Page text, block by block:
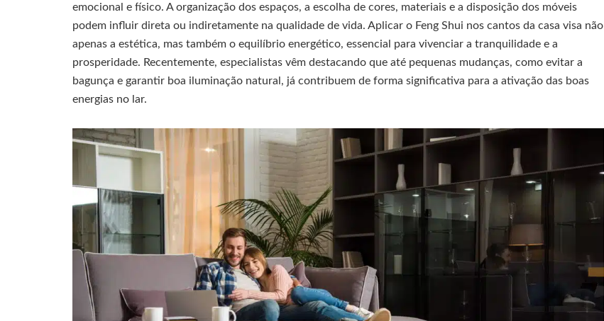
emocional e físico. A organização dos espaços, a escolha de cores, materiais e a disposição dos móveis
podem influir direta ou indiretamente na qualidade de vida. Aplicar o Feng Shui nos cantos da casa visa não
apenas a estética, mas também o equilíbrio energético, essencial para vivenciar a tranquilidade e a
prosperidade. Recentemente, especialistas vêm destacando que até pequenas mudanças, como evitar a
bagunça e garantir boa iluminação natural, já contribuem de forma significativa para a ativação das boas
energias no lar.